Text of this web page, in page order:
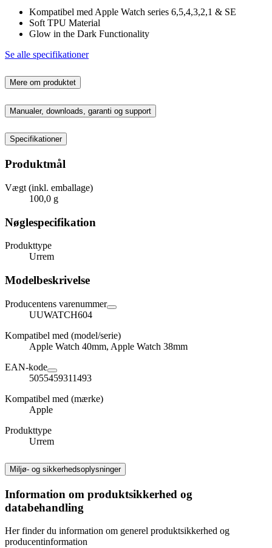
Kompatibel med Apple Watch series 6,5,4,3,2,1 & SE
Soft TPU Material
Glow in the Dark Functionality
Se alle specifikationer
Mere om produktet
Manualer, downloads, garanti og support
Specifikationer
Produktmål
Vægt (inkl. emballage)
100,0 g
Nøglespecifikation
Produkttype
Urrem
Modelbeskrivelse
Producentens varenummer
UUWATCH604
Kompatibel med (model/serie)
Apple Watch 40mm, Apple Watch 38mm
EAN-kode
5055459311493
Kompatibel med (mærke)
Apple
Produkttype
Urrem
Miljø- og sikkerhedsoplysninger
Information om produktsikkerhed og
databehandling
Her finder du information om generel produktsikkerhed og
producentinformation